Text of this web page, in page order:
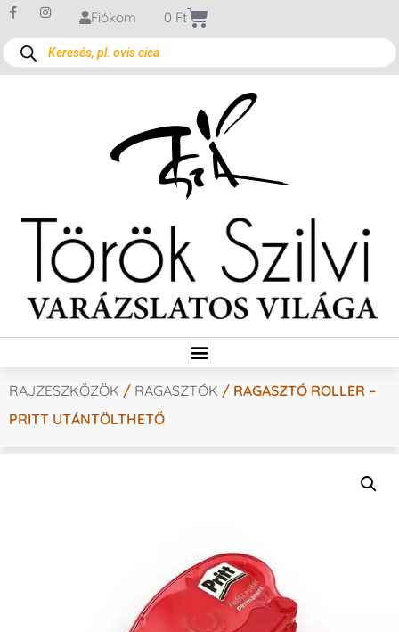
Fiókom 0 Ft
RAJZESZKÖZÖK / RAGASZTÓK / RAGASZTÓ ROLLER –
PRITT UTÁNTÖLTHETŐ